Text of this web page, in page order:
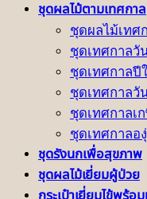
ชุดผลไม้ตามเทศกาล
ชุดผลไม้เทศ
ชุดเทศกาลวั
ชุดเทศกาลปี
ชุดเทศกาลวั
ชุดเทศกาลเ
ชุดเทศกาลอ
ชุดรังนกเพื่อสุขภาพ
ชุดผลไม้เยี่ยมผู้ป่วย
กระเป๋าเยี่ยมไข้พร้อ